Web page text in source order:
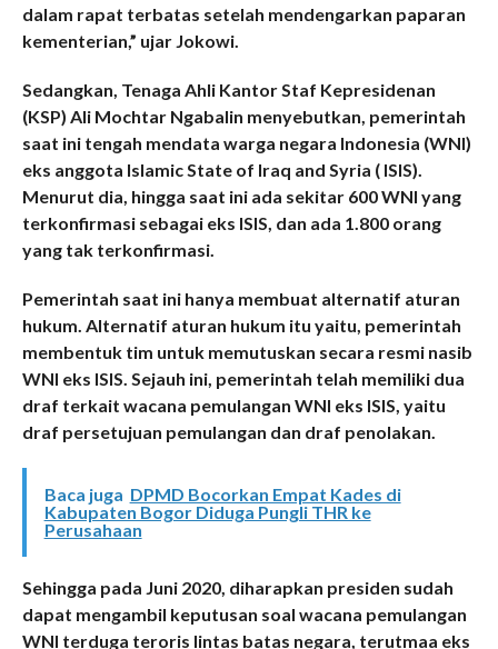
dalam rapat terbatas setelah mendengarkan paparan
kementerian,” ujar Jokowi.
Sedangkan, Tenaga Ahli Kantor Staf Kepresidenan
(KSP) Ali Mochtar Ngabalin menyebutkan, pemerintah
saat ini tengah mendata warga negara Indonesia (WNI)
eks anggota Islamic State of Iraq and Syria ( ISIS).
Menurut dia, hingga saat ini ada sekitar 600 WNI yang
terkonfirmasi sebagai eks ISIS, dan ada 1.800 orang
yang tak terkonfirmasi.
Pemerintah saat ini hanya membuat alternatif aturan
hukum. Alternatif aturan hukum itu yaitu, pemerintah
membentuk tim untuk memutuskan secara resmi nasib
WNI eks ISIS. Sejauh ini, pemerintah telah memiliki dua
draf terkait wacana pemulangan WNI eks ISIS, yaitu
draf persetujuan pemulangan dan draf penolakan.
Baca juga DPMD Bocorkan Empat Kades di
Kabupaten Bogor Diduga Pungli THR ke
Perusahaan
Sehingga pada Juni 2020, diharapkan presiden sudah
dapat mengambil keputusan soal wacana pemulangan
WNI terduga teroris lintas batas negara, terutmaa eks